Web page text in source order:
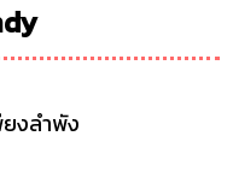
ยงลำพัง